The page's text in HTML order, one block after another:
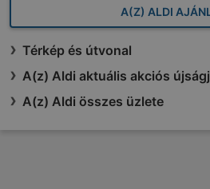
A(Z) ALDI
Térkép és útvonal
A(z) Aldi aktuális akciós
A(z) Aldi összes üzlete